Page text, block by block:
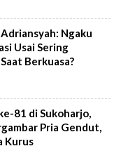
Ngaku
Usai Sering
Berkuasa?
81 di Sukoharjo,
Pria Gendut,
Kurus